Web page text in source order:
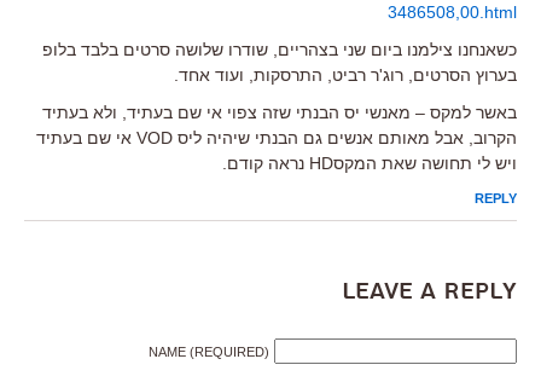
3486508,00.html
כשאנחנו צילמנו ביום שני בצהריים, שודרו שלושה סרטים בלבד בלופ
בערוץ הסרטים, רוג'ר רביט, התרסקות, ועוד אחד.
באשר למקס – מאנשי יס הבנתי שזה צפוי אי שם בעתיד, ולא בעתיד
הקרוב, אבל מאותם אנשים גם הבנתי שיהיה ליס VOD אי שם בעתיד
ויש לי תחושה שאת המקסHD נראה קודם.
REPLY
Leave a Reply
NAME (REQUIRED)